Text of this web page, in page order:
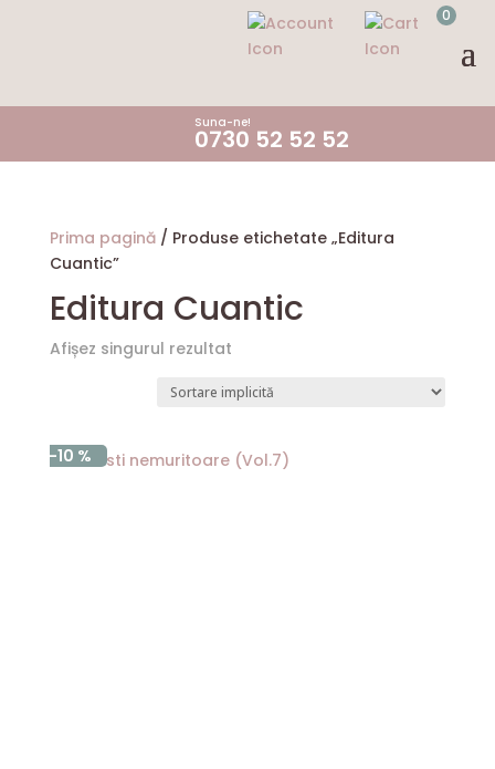
0
Suna-ne!
0730 52 52 52
Prima pagină/ Produse etichetate „Editura
Cuantic”
Editura Cuantic
Afișez singurul rezultat
-10 %